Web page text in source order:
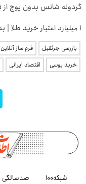
گردونه شانس بدون پوچ از PS5 تا آیفون17 و بیت کوین 🔥
۱ میلیارد اعتبار خرید طلا | بدون ضامن و چک
بازرسی جرثقیل فرم ساز آنلاین
خرید یوسی
اقتصاد ایرانی
شبکه۱۰۰ صدسالگی